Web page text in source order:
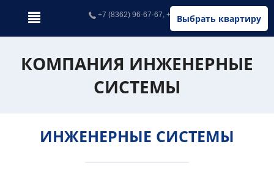
Выбрать квартиру
+7 (8362) 96-67-67, +7 (902) 326-67-67
КОМПАНИЯ ИНЖЕНЕРНЫЕ
СИСТЕМЫ
ИНЖЕНЕРНЫЕ СИСТЕМЫ